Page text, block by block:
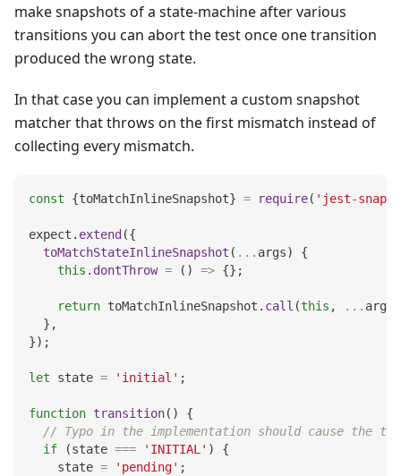
make snapshots of a state-machine after various
transitions you can abort the test once one transition
produced the wrong state.
In that case you can implement a custom snapshot
matcher that throws on the first mismatch instead of
collecting every mismatch.
const {toMatchInlineSnapshot} = require( 'jest-
expect . extend ({
toMatchStateInlineSnapshot ( ... args)
{
this . dontThrow = ( ) => {} ;
return toMatchInlineSnapshot . call (this , ... args
} ,
}) ;
let state = 'initial' ;
function transition( )
{
// Typo in the implementation should cause the
if
(state === 'INITIAL' )
{
    state
= 'pending' ;